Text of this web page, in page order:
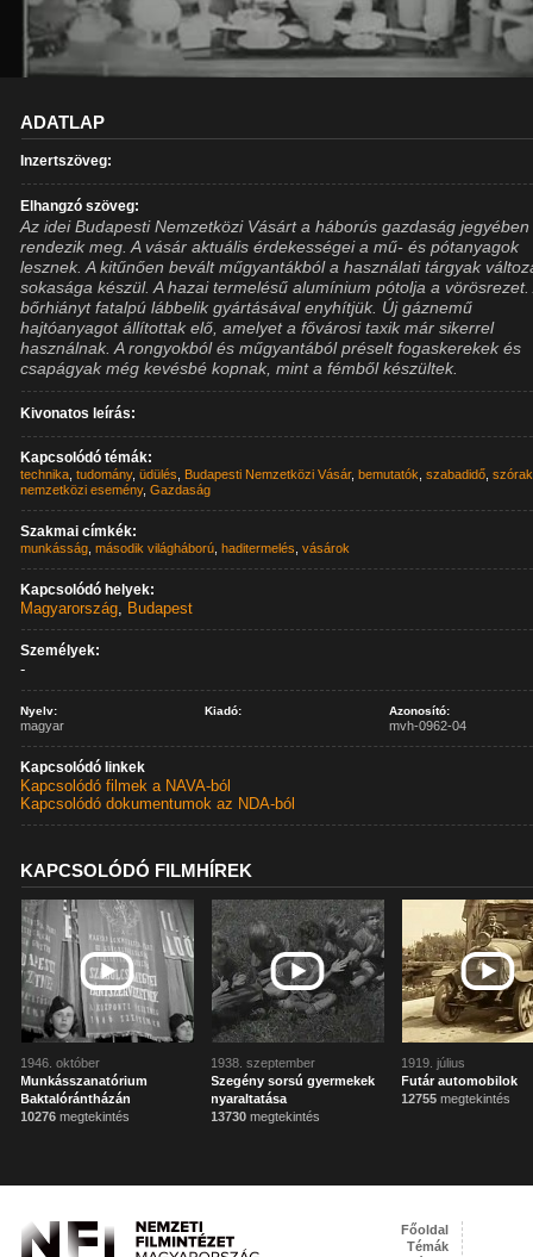
ADATLAP
Inzertszöveg:
Elhangzó szöveg:
Az idei Budapesti Nemzetközi Vásárt a háborús gazdaság jegyében
rendezik meg. A vásár aktuális érdekességei a mű- és pótanyagok
lesznek. A kitűnően bevált műgyantákból a használati tárgyak
sokasága készül. A hazai termelésű alumínium pótolja a vörösrezet.
bőrhiányt fatalpú lábbelik gyártásával enyhítjük. Új gáznemű
hajtóanyagot állítottak elő, amelyet a fővárosi taxik már sikerrel
használnak. A rongyokból és műgyantából préselt fogaskerekek és
csapágyak még kevésbé kopnak, mint a fémből készültek.
Kivonatos leírás:
Kapcsolódó témák:
technika ,tudomány,üdülés Budapesti Nemzetközi Vásár,bemutatók ,szabadidő ,
nemzetközi esemény,Gazdaság
Szakmai címkék:
munkásság ,második világháború ,haditermelés ,vásárok
Kapcsolódó helyek:
Magyarország, Budapest
Személyek:
-
Nyelv:
magyar
Kiadó: Azonosító:
mvh-0962-04
Kapcsolódó linkek
Kapcsolódó filmek a NAVA-ból
Kapcsolódó dokumentumok az NDA-ból
KAPCSOLÓDÓ FILMHÍREK
1946. október
Munkásszanatórium
Baktalórántházán
10276 megtekintés
1938. szeptember
Szegény sorsú gyermekek
nyaraltatása
13730 megtekintés
1919. július
Futár automobilok
12755 megtekintés
Főoldal
Témák